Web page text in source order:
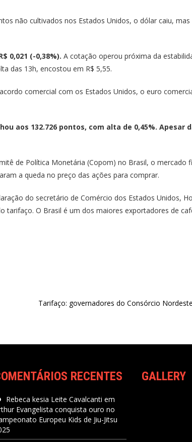
não cultivados nos Estados Unidos, o dólar caiu, mas
0,021 (-0,38%). A cotação operou próxima da
das 13h, encostou em R$ 5,55.
comercial com os Estados Unidos, o euro
aos 132.726 pontos, com alta de 0,45%. Apesar
de Política Monetária (Copom) no Brasil, o mercado
a queda no preço das ações para comprar.
do secretário de Comércio dos Estados Unidos,
O Brasil é um dos maiores exportadores de
Tarifaço: governadores do Consórcio
RECENTES
Rebeca kesia Leite Cavalcanti em
Evangelista conquista ouro no
Europeu Kids de Jiu-Jitsu
GALLERY